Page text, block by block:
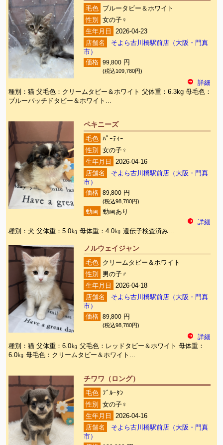
毛色
ブルータビー＆ホワイト
性別
女の子♀
生年月日
2026-04-23
店舗名
そよら古川橋駅前店（大阪・門真
市）
価格 99,800 円
(税込109,780円)
詳細
種別：猫 父毛色：クリームタビー＆ホワイト 父体重：6.3kg 母毛色：
ブルーパッチドタビー＆ホワイト...
ペキニーズ
毛色 ﾊﾟｰﾃｨｰ
性別
女の子♀
生年月日
2026-04-16
店舗名
そよら古川橋駅前店（大阪・門真
市）
価格 89,800 円
(税込98,780円)
動画
動画あり
詳細
種別：犬 父体重：5.0㎏ 母体重：4.0㎏ 遺伝子検査済み...
ノルウェイジャン
毛色
クリームタビー＆ホワイト
性別
男の子♂
生年月日
2026-04-18
店舗名
そよら古川橋駅前店（大阪・門真
市）
価格 89,800 円
(税込98,780円)
詳細
種別：猫 父体重：6.0㎏ 父毛色：レッドタビー＆ホワイト 母体重：
6.0㎏ 母毛色：クリームタビー＆ホワイト...
チワワ（ロング）
毛色
ﾌﾞﾙｰﾀﾝ
性別
女の子♀
生年月日
2026-04-16
店舗名
そよら古川橋駅前店（大阪・門真
市）